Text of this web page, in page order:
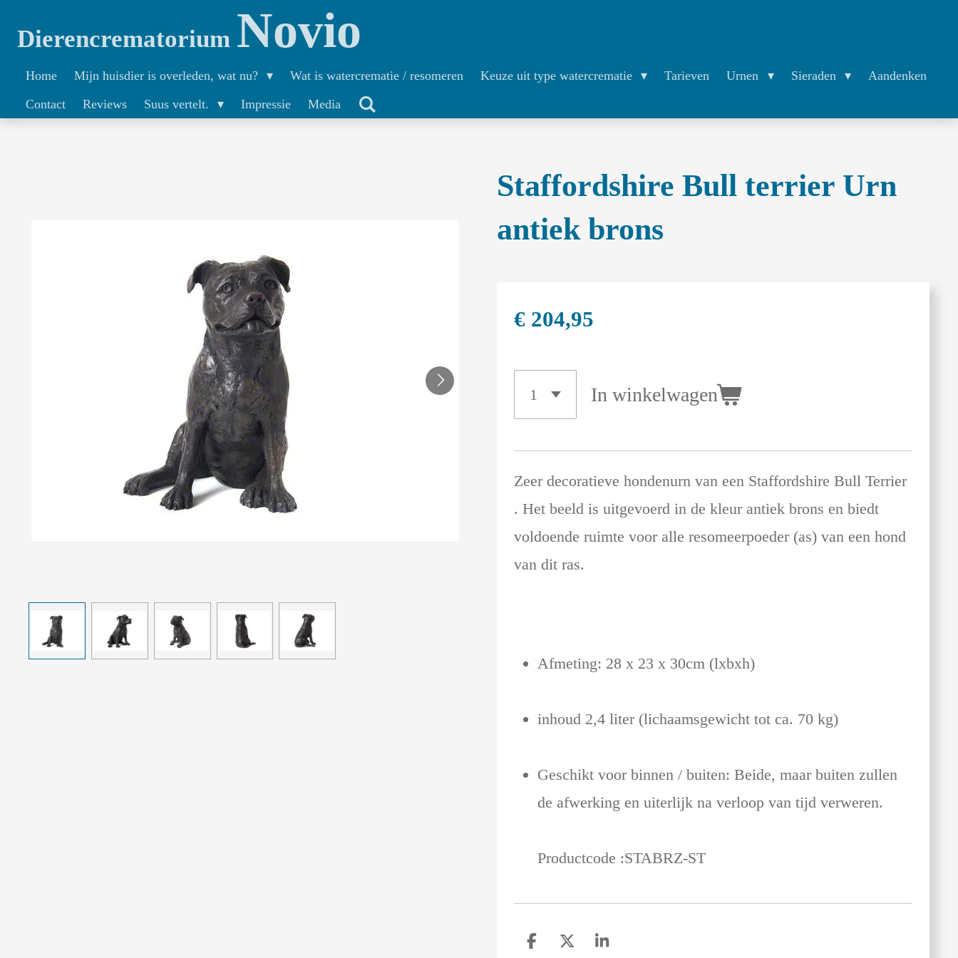
direct
naar
Dierencrematorium Novio
Home Mijn huisdier is overleden, wat nu? Wat is watercrematie / resomeren Keuze uit type watercrematie Tarieven Urnen Sieraden
Aandenken
Contact
Reviews Suus vertelt. Impressie Media
Staffordshire Bull terrier Urn
antiek brons
€ 204,95
In winkelwagen
Zeer decoratieve hondenurn van een Staffordshire Bull Terrier
. Het beeld is uitgevoerd in de kleur antiek brons en biedt
voldoende ruimte voor alle resomeerpoeder (as) van een hond
van dit ras.
Afmeting: 28 x 23 x 30cm (lxbxh)
inhoud 2,4 liter (lichaamsgewicht tot ca. 70 kg)
Geschikt voor binnen / buiten: Beide, maar buiten zullen
de afwerking en uiterlijk na verloop van tijd verweren.
Productcode :STABRZ-ST
D
D
S